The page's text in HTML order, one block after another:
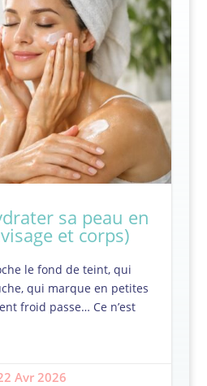
sa peau en
et corps)
le fond de teint, qui
qui marque en petites
froid passe… Ce n’est
Avr 2026